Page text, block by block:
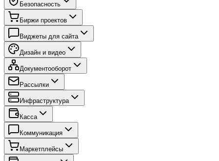
Безопасность
Биржи проектов
Виджеты для сайта
Дизайн и видео
Документооборот
Рассылки
Инфраструктура
Касса
Коммуникация
Маркетплейсы